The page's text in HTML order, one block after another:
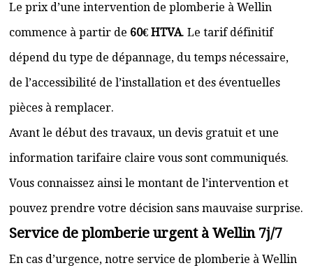
Le prix d’une intervention de plomberie à Wellin
commence à partir de 60€ HTVA. Le tarif définitif
dépend du type de dépannage, du temps nécessaire,
de l’accessibilité de l’installation et des éventuelles
pièces à remplacer.
Avant le début des travaux, un devis gratuit et une
information tarifaire claire vous sont communiqués.
Vous connaissez ainsi le montant de l’intervention et
pouvez prendre votre décision sans mauvaise surprise.
Service de plomberie urgent à Wellin 7j/7
En cas d’urgence, notre service de plomberie à Wellin